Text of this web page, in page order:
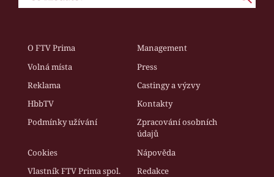
O FTV Prima
Management
Volná místa
Press
Reklama
Castingy a výzvy
HbbTV
Kontakty
Podmínky užívání
Zpracování osobních
údajů
Cookies
Nápověda
Vlastník FTV Prima spol.
Redakce